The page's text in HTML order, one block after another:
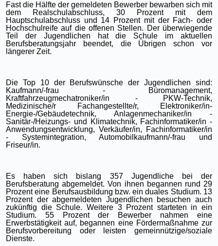
Fast die Hälfte der gemeldeten Bewerber bewarben sich mit
dem Realschulabschluss, 30 Prozent mit dem
Hauptschulabschluss und 14 Prozent mit der Fach- oder
Hochschulreife auf die offenen Stellen. Der überwiegende
Teil der Jugendlichen hat die Schule im aktuellen
Berufsberatungsjahr beendet, die Übrigen schon vor
längerer Zeit.
Die Top 10 der Berufswünsche der Jugendlichen sind:
Kaufmann/-frau - Büromanagement,
Kraftfahrzeugmechatroniker/in - PKW-Technik,
Medizinische/r Fachangestellte/r, Elektroniker/in-
Energie-/Gebäudetechnik, Anlagenmechaniker/in -
Sanitär-/Heizungs- und Klimatechnik, Fachinformatiker/in -
Anwendungsentwicklung, Verkäufer/in, Fachinformatiker/in
- Systemintegration, Automobilkaufmann/-frau und
Friseur/in.
Es haben sich bislang 357 Jugendliche bei der
Berufsberatung abgemeldet. Von ihnen begannen rund 29
Prozent eine Berufsausbildung bzw. ein duales Studium. 13
Prozent der abgemeldeten Jugendlichen besuchen auch
zukünftig die Schule. Weitere 3 Prozent starteten in ein
Studium. 55 Prozent der Bewerber nahmen eine
Erwerbstätigkeit auf, begannen eine Fördermaßnahme zur
Berufsvorbereitung oder leisten gemeinnützige/soziale
Dienste.